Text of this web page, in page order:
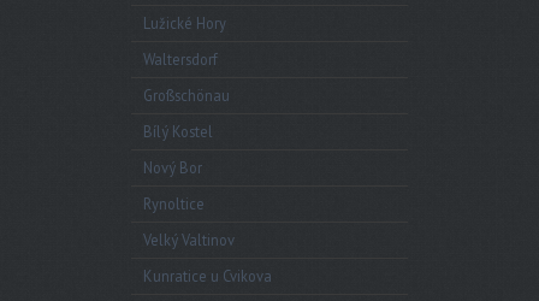
Lužické Hory
Waltersdorf
Großschönau
Bílý Kostel
Nový Bor
Rynoltice
Velký Valtinov
Kunratice u Cvikova